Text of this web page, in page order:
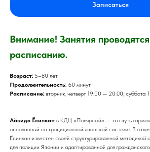
Записаться
Внимание! Занятия
расписанию.
Возраст: 5–80 лет
Продолжительность: 60 минут
Расписание: вторник, четверг 19:00 — 20:00; суббота
Айкидо Ёсинкан в КДЦ «Полярный» — это путь
основанный на традиционной японской системе. В
Ёсинкан известен своей структурированной методикой
для полиции Японии и адаптированной для